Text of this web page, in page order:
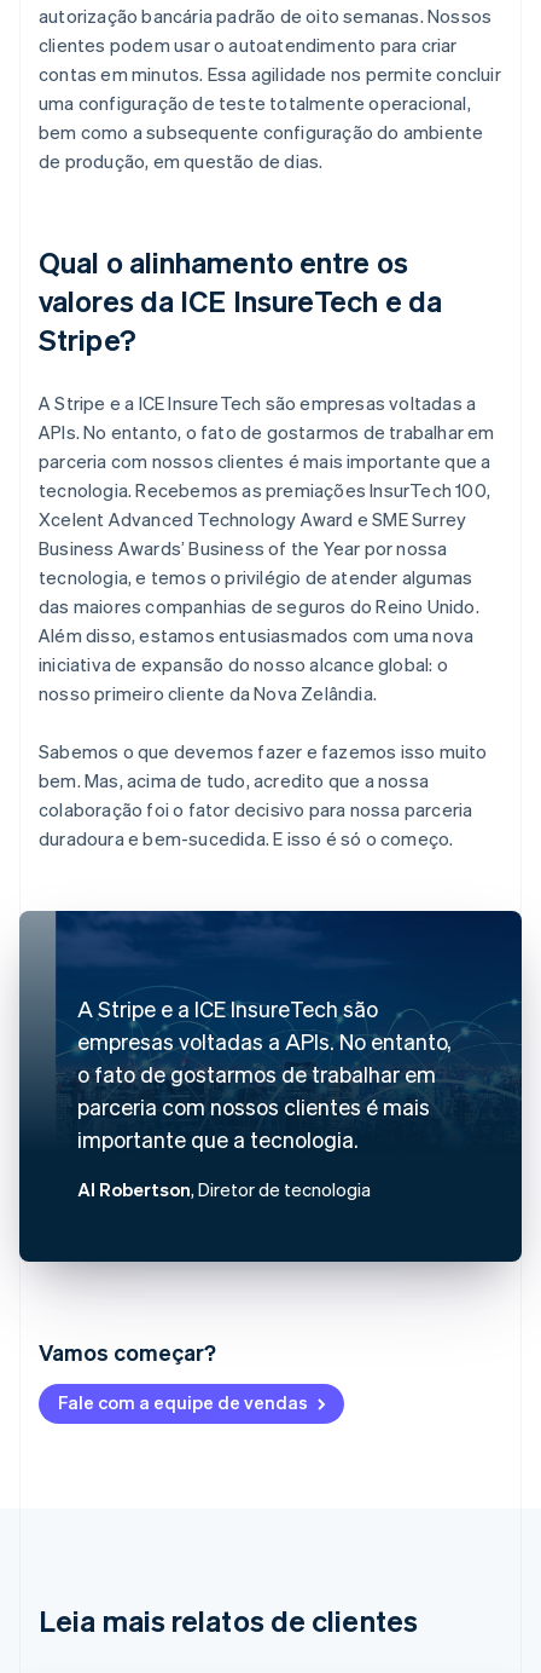
Vamos começar?
Fale com a equipe de vendas
autorização bancária padrão de oito semanas. Nossos
clientes podem usar o autoatendimento para criar
contas em minutos. Essa agilidade nos permite concluir
uma configuração de teste totalmente operacional,
bem como a subsequente configuração do ambiente
de produção, em questão de dias.
Qual o alinhamento entre os
valores da ICE InsureTech e da
Stripe?
A Stripe e a ICE InsureTech são empresas voltadas a
APIs. No entanto, o fato de gostarmos de trabalhar em
parceria com nossos clientes é mais importante que a
tecnologia. Recebemos as premiações InsurTech 100,
Xcelent Advanced Technology Award e SME Surrey
Business Awards’ Business of the Year por nossa
tecnologia, e temos o privilégio de atender algumas
das maiores companhias de seguros do Reino Unido.
Além disso, estamos entusiasmados com uma nova
iniciativa de expansão do nosso alcance global: o
nosso primeiro cliente da Nova Zelândia.
Sabemos o que devemos fazer e fazemos isso muito
bem. Mas, acima de tudo, acredito que a nossa
colaboração foi o fator decisivo para nossa parceria
duradoura e bem-sucedida. E isso é só o começo.
A Stripe e a ICE InsureTech são
empresas voltadas a APIs. No entanto,
o fato de gostarmos de trabalhar em
parceria com nossos clientes é mais
importante que a tecnologia.
Al Robertson, Diretor de tecnologia
Leia mais relatos de clientes
DeutschEnglish
Austrália
Bulgária